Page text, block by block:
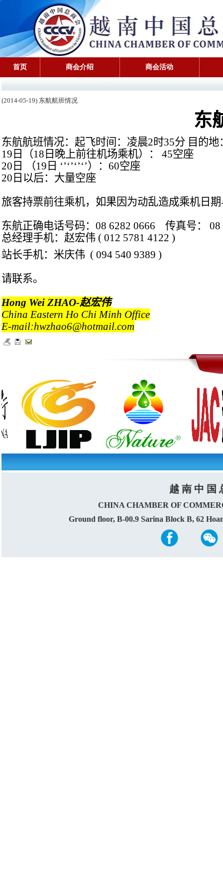
首页 商会介绍 商会活动
(2014-05-19) 东航航班情况
东
东航航班情况：起飞时间：凌晨2时35分 目的地
19 日（18 日晚上前往机场乘机）： 45空座
20 日 （19 日 ‘’‘’‘’‘’）： 60空座
20 日以后：大量空座
旅客持票前往乘机，如果因为动乱造成乘机日
东航正确电话号码： 08 6282 0666 传真号：
08
总经理手机：赵宏伟 ( 012 5781 4122 )
站长手机：米庆伟 ( 094 540 9389 )
请联系。
Hong Wei ZHAO-赵宏伟
China Eastern Ho Chi Minh Office
E-mail:hwzhao6@hotmail.com
越 南 中 国
CHINA CHAMBER OF
Ground floor, B-00.9 Sarina Block B, 62